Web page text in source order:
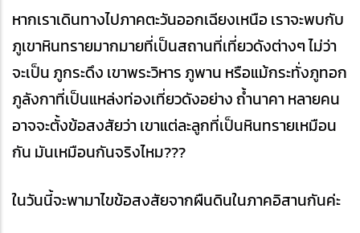
หากเราเดินทางไปภาคตะวันออกเฉียงเหนือ เราจะพบกับ
ภูเขาหินทรายมากมายที่เป็นสถานที่เที่ยวดังต่างๆ ไม่ว่า
จะเป็น ภูกระดึง เขาพระวิหาร ภูพาน หรือแม้กระทั่งภูทอก
ภูลังกาที่เป็นแหล่งท่องเที่ยวดังอย่าง ถ้ำนาคา หลายคน
อาจจะตั้งข้อสงสัยว่า เขาแต่ละลูกที่เป็นหินทรายเหมือน
กัน มันเหมือนกันจริงไหม???
ในวันนี้จะพามาไขข้อสงสัยจากผืนดินในภาคอิสานกันค่ะ